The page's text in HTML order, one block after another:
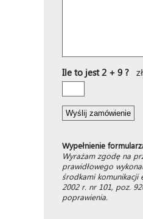
Ile to jest 2 + 9 ?
Wypełnienie
Wyrażam zgodę na
prawidłowego
środkami komunikacji
2002 r. nr 101, poz.
poprawienia.